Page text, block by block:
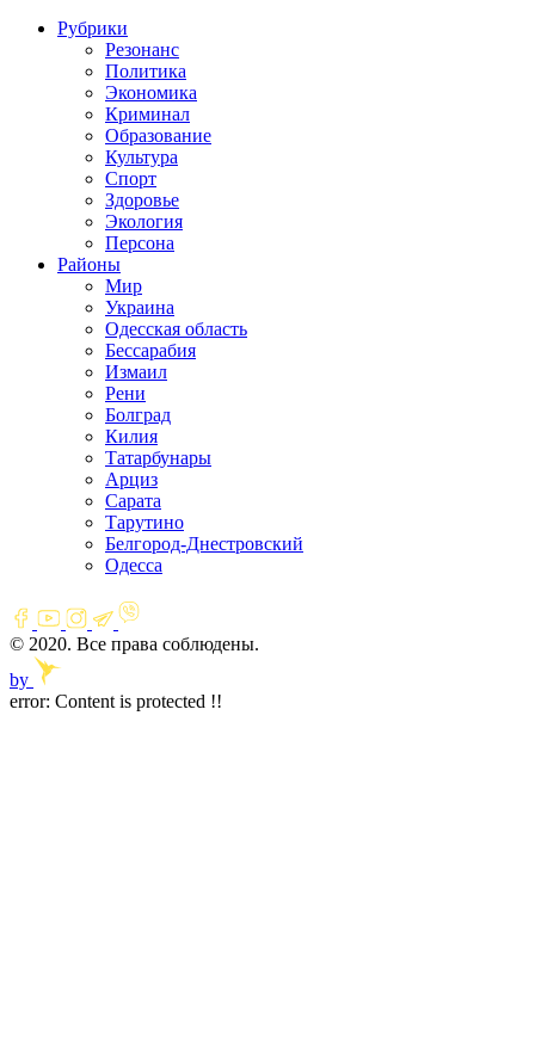
Рубрики
Резонанс
Политика
Экономика
Криминал
Образование
Культура
Спорт
Здоровье
Экология
Персона
Районы
Мир
Украина
Одесская область
Бессарабия
Измаил
Рени
Болград
Килия
Татарбунары
Арциз
Сарата
Тарутино
Белгород-Днестровский
Одесса
© 2020. Все права соблюдены.
by
error: Content is protected !!